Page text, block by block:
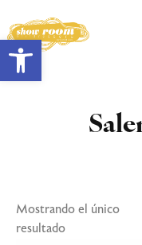
Abrir barra de herramientas
Mostrando el único
resultado